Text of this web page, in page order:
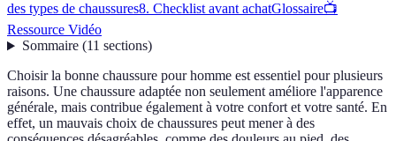
des types de chaussures8. Checklist avant achatGlossaire📺
Ressource Vidéo
Sommaire(11 sections)
Choisir la bonne chaussure pour homme est essentiel pour plusieurs
raisons. Une chaussure adaptée non seulement améliore l'apparence
générale, mais contribue également à votre confort et votre santé. En
effet, un mauvais choix de chaussures peut mener à des